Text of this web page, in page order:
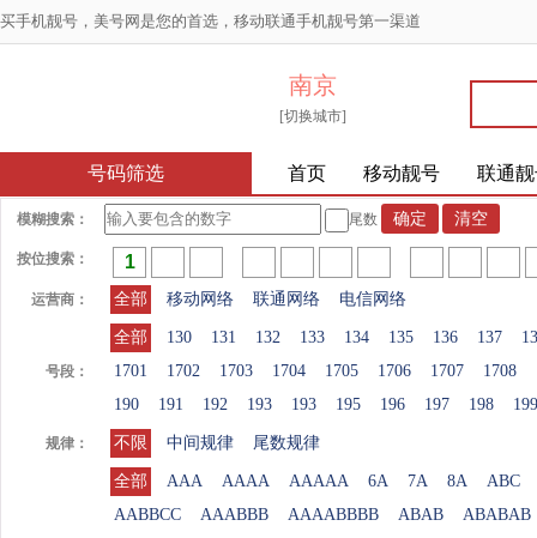
买手机靓号，美号网是您的首选，移动联通手机靓号第一渠道
南京
[切换城市]
号码筛选 首页 移动靓号 联通
模糊搜索： 尾数
按位搜索：
运营商： 全部 移动网络 联通网络 电信网络
号段：
全部 130 131 132 133 134 135 136 137
1701
1702 1703 1704 1705 1706 1707 1708
190
191 192 193 193 195 196 197 198 199
规律： 不限 中间规律 尾数规律
全部 AAA AAAA AAAAA 6A 7A 8A
ABC
AABBCC
AAABBB AAAABBBB ABAB
ABABAB